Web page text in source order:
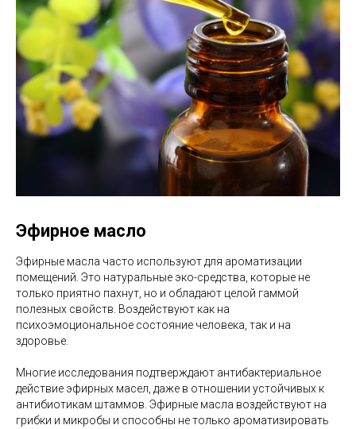
Эфирное масло
Эфирные масла часто используют для ароматизации
помещений. Это натуральные эко-средства, которые не
только приятно пахнут, но и обладают целой гаммой
полезных свойств. Воздействуют как на
психоэмоциональное состояние человека, так и на
здоровье.
Многие исследования подтверждают антибактериальное
действие эфирных масел, даже в отношении устойчивых к
антибиотикам штаммов. Эфирные масла воздействуют на
грибки и микробы и способны не только ароматизировать